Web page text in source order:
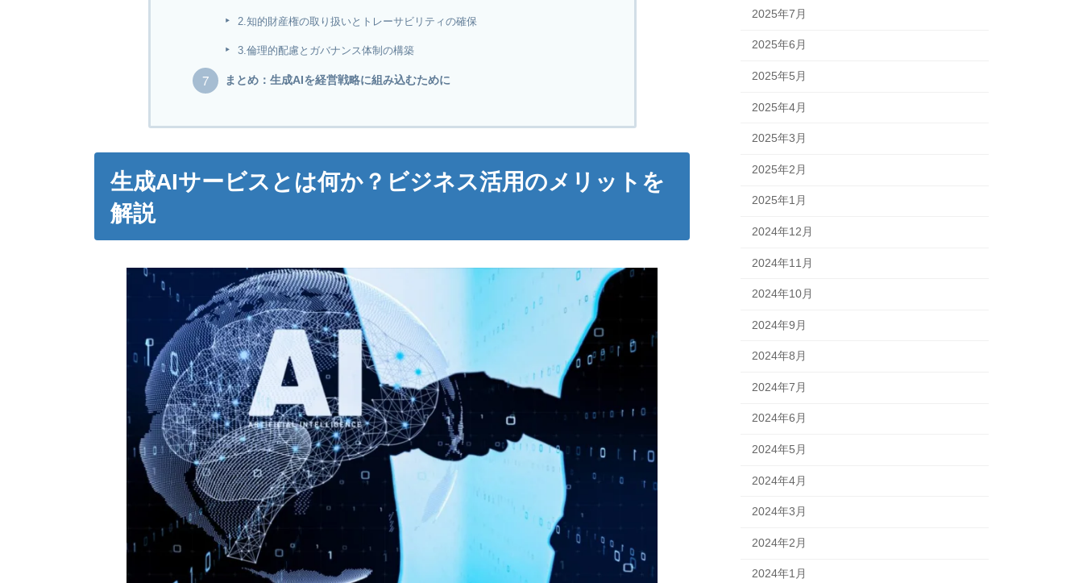
2.知的財産権の取り扱いとトレーサビリティの確保
3.倫理的配慮とガバナンス体制の構築
まとめ：生成AIを経営戦略に組み込むために
生成AIサービスとは何か？ビジネス活用のメリットを
解説
2025年7月
2025年6月
2025年5月
2025年4月
2025年3月
2025年2月
2025年1月
2024年12月
2024年11月
2024年10月
2024年9月
2024年8月
2024年7月
2024年6月
2024年5月
2024年4月
2024年3月
2024年2月
2024年1月